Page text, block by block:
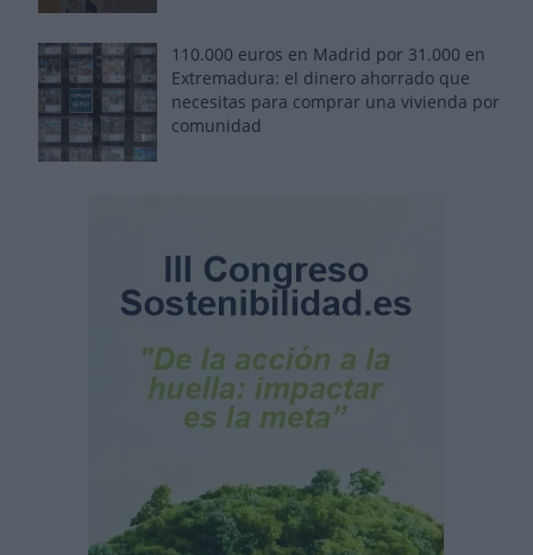
110.000 euros en Madrid por 31.000 en
Extremadura: el dinero ahorrado que
necesitas para comprar una vivienda por
comunidad